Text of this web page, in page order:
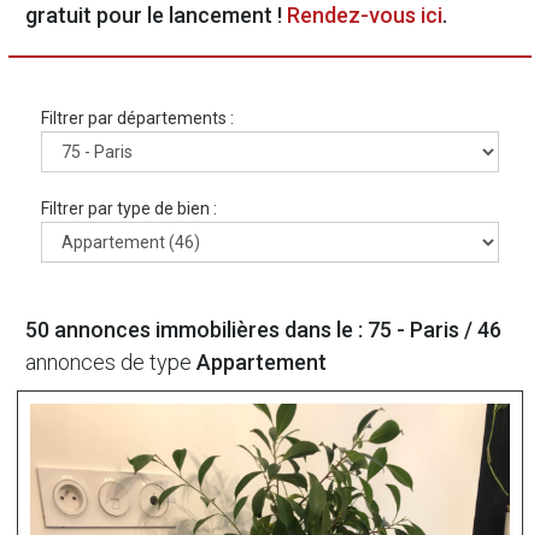
gratuit pour le lancement ! Rendez-vous ici.
Filtrer par départements :
Filtrer par type de bien :
50 annonces immobilières dans le : 75 - Paris /46
annonces de type Appartement